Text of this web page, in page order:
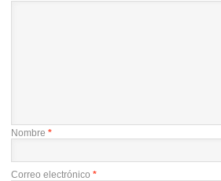
Nombre *
Correo electrónico *